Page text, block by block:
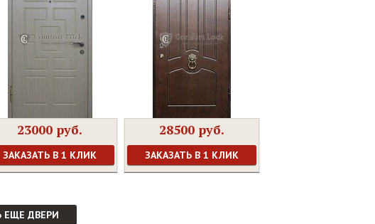
23000 руб.
ЗАКАЗАТЬ В 1 КЛИК
28500 руб.
ЗАКАЗАТЬ В 1 КЛИК
ЕЩЕ ДВЕРИ